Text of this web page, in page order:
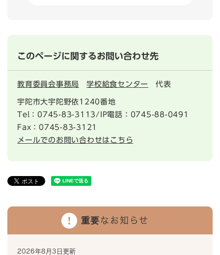
このページに関するお問い合わせ先
教育委員会事務局 学校給食センター 代表
宇陀市大宇陀野依1240番地
Tel：0745-83-3113/IP電話：0745-88-0491
Fax：0745-83-3121
メールでのお問い合わせはこちら
重要なお知らせ
2026年8月3日更新